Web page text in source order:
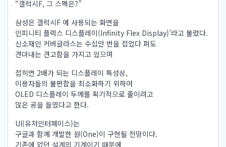
“갤럭시F, 그 스펙은?”
삼성은 갤럭시F 에 사용되는 화면을
인피니티 플렉스 디스플레이(Infinity Flex Display)’라고 불렀다.
신소재인 커버글라스는 수십만 번을 접었다 펴도
견뎌내는 견고함을 가지고 있으며
접히면 2배가 되는 디스플레이 특성상,
이용자들의 불편함을 최소화하기 위하여
OLED 디스플레이 두께를 획기적으로 줄이려고
많은 공을 들였다고 한다.
UI(유저인터페이스)는
구글과 함께 개발한 원(One)이 구현될 전망이다.
기존에 없던 설계의 기계이기 때문에